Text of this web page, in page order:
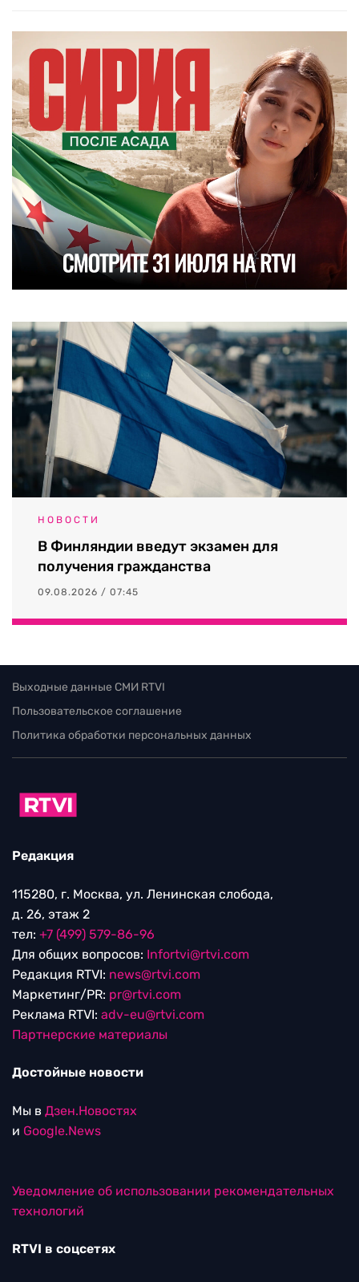
НОВОСТИ
В Финляндии введут экзамен для
получения гражданства
09.08.2026 / 07:45
Выходные данные СМИ RTVI
Пользовательское соглашение
Политика обработки персональных данных
Редакция
115280, г. Москва, ул. Ленинская слобода,
д. 26, этаж 2
тел: +7 (499) 579-86-96
Для общих вопросов: Infortvi@rtvi.com
Редакция RTVI: news@rtvi.com
Маркетинг/PR: pr@rtvi.com
Реклама RTVI: adv-eu@rtvi.com
Партнерские материалы
Достойные новости
Мы в Дзен.Новостях
и Google.News
Уведомление об использовании рекомендательных
технологий
RTVI в соцсетях